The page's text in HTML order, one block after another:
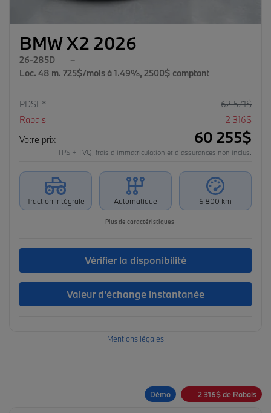
BMW X2 2026
26-285D
–
Loc. 48 m. 725$/mois à 1.49%, 2500$ comptant
PDSF* 62 571$
Rabais
2 316$
Votre prix
60 255$
TPS + TVQ, frais d'immatriculation et d'assurances non inclus.
Traction intégrale Automatique 6 800 km
Plus de caractéristiques
Vérifier la disponibilité
Valeur d’échange instantanée
Mentions légales
Démo 2 316$de Rabais